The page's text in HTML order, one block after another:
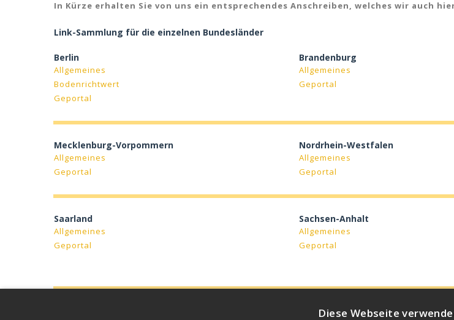
In Kürze erhalten Sie von uns ein entsprechendes Anschreiben, welches wir auch
Link-Sammlung für die einzelnen Bundesländer
Berlin Brandenburg
Allgemeines
Bodenrichtwert
Geportal
Allgemeines
Geportal
Mecklenburg-Vorpommern
Allgemeines
Geportal
Nordrhein-Westfalen
Allgemeines
Geportal
Saarland
Allgemeines
Geportal
Sachsen-Anhalt
Allgemeines
Geportal
Diese Webseite